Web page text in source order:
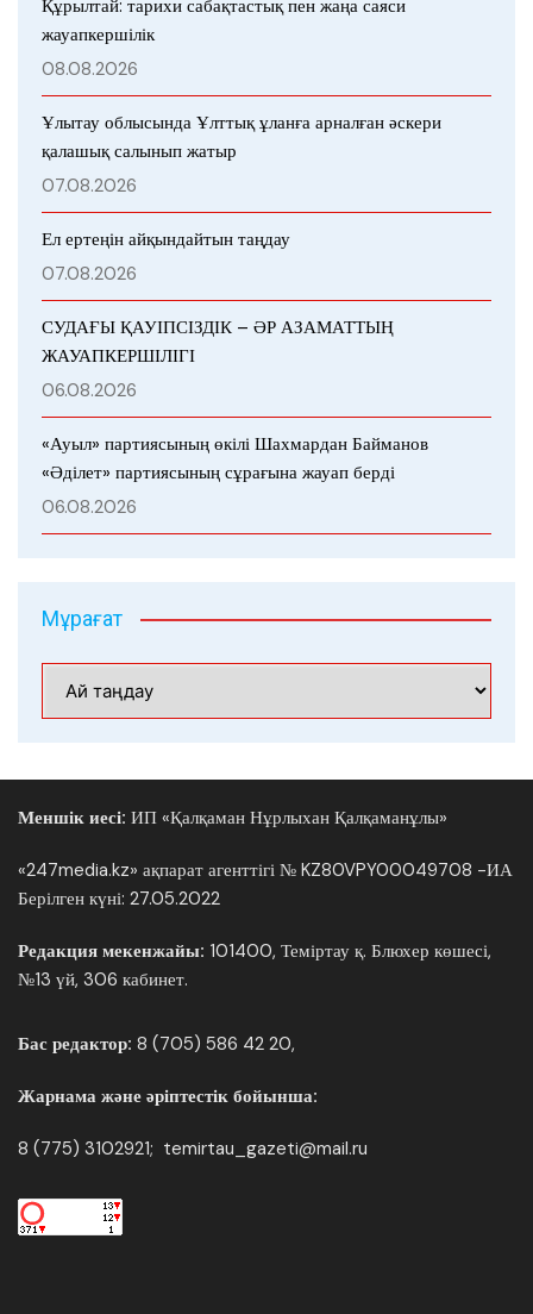
Құрылтай: тарихи сабақтастық пен жаңа саяси
жауапкершілік
08.08.2026
Ұлытау облысында Ұлттық ұланға арналған әскери
қалашық салынып жатыр
07.08.2026
Ел ертеңін айқындайтын таңдау
07.08.2026
СУДАҒЫ ҚАУІПСІЗДІК – ӘР АЗАМАТТЫҢ
ЖАУАПКЕРШІЛІГІ
06.08.2026
«Ауыл» партиясының өкілі Шахмардан Байманов
«Әділет» партиясының сұрағына жауап берді
06.08.2026
Мұрағат
Меншік иесі: ИП «Қалқаман Нұрлыхан Қалқаманұлы»
«247media.kz» ақпарат агенттігі № KZ80VPY00049708 -ИА
Берілген күні: 27.05.2022
Редакция мекенжайы: 101400, Теміртау қ. Блюхер көшесі,
№13 үй, 306 кабинет.
Бас редактор: 8 (705) 586 42 20,
Жарнама және әріптестік бойынша:
8 (775) 3102921; temirtau_gazeti@mail.ru